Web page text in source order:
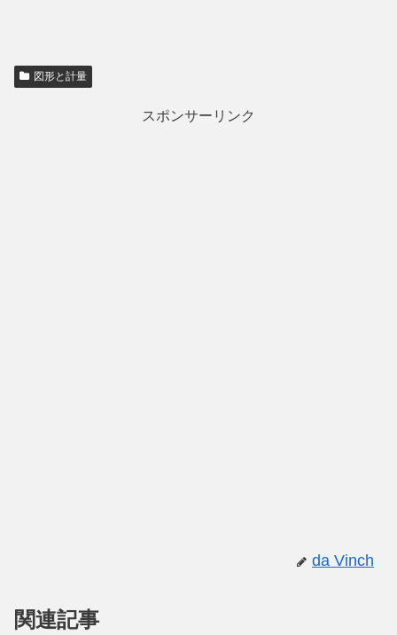
図形と計量
スポンサーリンク
da Vinch
関連記事